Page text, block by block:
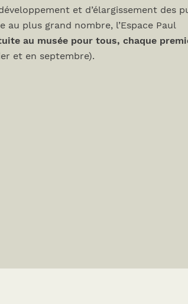
et d’élargissement des
plus grand nombre, l’Espace Paul
au musée pour tous, chaque
et en septembre).